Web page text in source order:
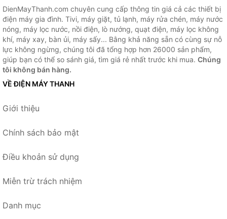
DienMayThanh.com chuyên cung cấp thông tin giá cả các thiết bị
điện máy gia đình. Tivi, máy giặt, tủ lạnh, máy rửa chén, máy nước
nóng, máy lọc nước, nồi điện, lò nướng, quạt điện, máy lọc không
khí, máy xay, bàn ủi, máy sấy... Bằng khả năng sẵn có cùng sự nỗ
lực không ngừng, chúng tôi đã tổng hợp hơn 26000 sản phẩm,
giúp bạn có thể so sánh giá, tìm giá rẻ nhất trước khi mua. Chúng
tôi không bán hàng.
VỀ ĐIỆN MÁY THANH
Giới thiệu
Chính sách bảo mật
Điều khoản sử dụng
Miễn trừ trách nhiệm
Danh mục